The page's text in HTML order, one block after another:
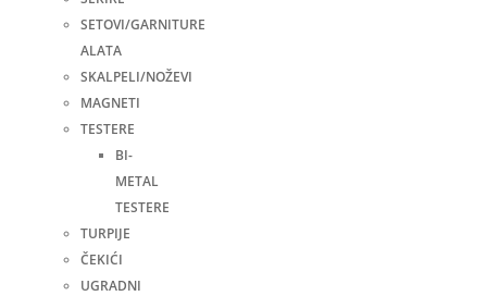
SETOVI/GARNITURE
ALATA
SKALPELI/NOŽEVI
MAGNETI
TESTERE
BI-
METAL
TESTERE
TURPIJE
ČEKIĆI
UGRADNI